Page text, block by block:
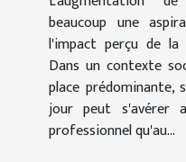
beaucoup une
l'impact perçu de la
Dans un contexte
place prédominante,
jour peut s'avérer
professionnel qu'au...